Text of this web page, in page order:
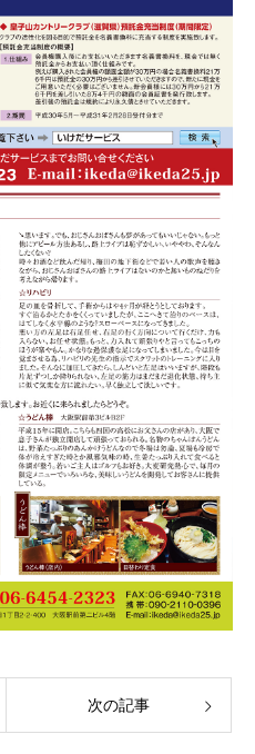
次の記事